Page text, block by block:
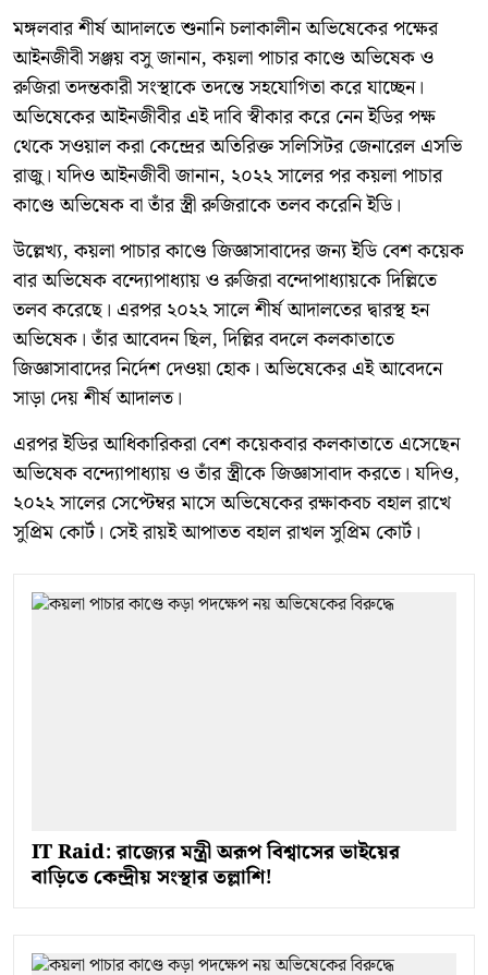
মঙ্গলবার শীর্ষ আদালতে শুনানি চলাকালীন অভিষেকের পক্ষের
আইনজীবী সঞ্জয় বসু জানান, কয়লা পাচার কাণ্ডে অভিষেক ও
রুজিরা তদন্তকারী সংস্থাকে তদন্তে সহযোগিতা করে যাচ্ছেন।
অভিষেকের আইনজীবীর এই দাবি স্বীকার করে নেন ইডির পক্ষ
থেকে সওয়াল করা কেন্দ্রের অতিরিক্ত সলিসিটর জেনারেল এসভি
রাজু। যদিও আইনজীবী জানান, ২০২২ সালের পর কয়লা পাচার
কাণ্ডে অভিষেক বা তাঁর স্ত্রী রুজিরাকে তলব করেনি ইডি।
উল্লেখ্য, কয়লা পাচার কাণ্ডে জিজ্ঞাসাবাদের জন্য ইডি বেশ কয়েক
বার অভিষেক বন্দ্যোপাধ্যায় ও রুজিরা বন্দোপাধ্যায়কে দিল্লিতে
তলব করেছে। এরপর ২০২২ সালে শীর্ষ আদালতের দ্বারস্থ হন
অভিষেক। তাঁর আবেদন ছিল, দিল্লির বদলে কলকাতাতে
জিজ্ঞাসাবাদের নির্দেশ দেওয়া হোক। অভিষেকের এই আবেদনে
সাড়া দেয় শীর্ষ আদালত।
এরপর ইডির আধিকারিকরা বেশ কয়েকবার কলকাতাতে এসেছেন
অভিষেক বন্দ্যোপাধ্যায় ও তাঁর স্ত্রীকে জিজ্ঞাসাবাদ করতে। যদিও,
২০২২ সালের সেপ্টেম্বর মাসে অভিষেকের রক্ষাকবচ বহাল রাখে
সুপ্রিম কোর্ট। সেই রায়ই আপাতত বহাল রাখল সুপ্রিম কোর্ট।
IT Raid: রাজ্যের মন্ত্রী অরূপ বিশ্বাসের ভাইয়ের
বাড়িতে কেন্দ্রীয় সংস্থার তল্লাশি!